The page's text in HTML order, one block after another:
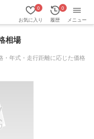
お気に入り
0
履歴
0
メニュー
相場
・年式・走行距離に応じた価格